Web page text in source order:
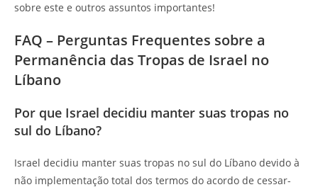
sobre este e outros assuntos importantes!
FAQ – Perguntas Frequentes sobre a
Permanência das Tropas de Israel no
Líbano
Por que Israel decidiu manter suas tropas no
sul do Líbano?
Israel decidiu manter suas tropas no sul do Líbano devido à
não implementação total dos termos do acordo de cessar-